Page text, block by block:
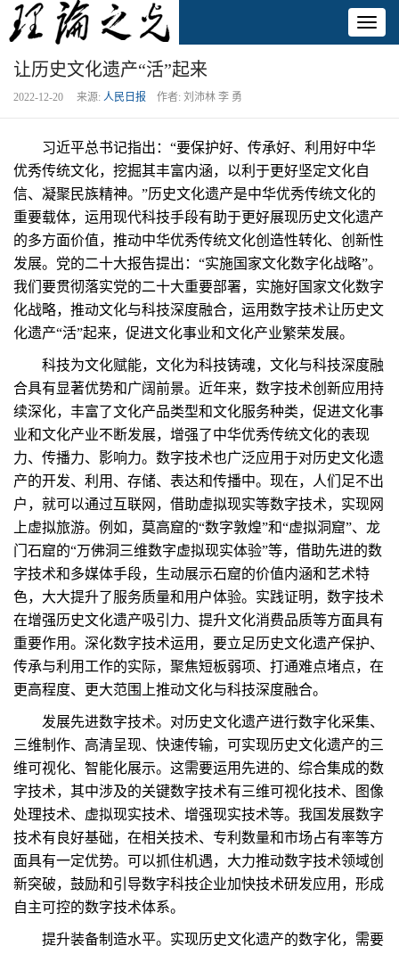
让历史文化遗产“活”起来
2022-12-20 来源: 人民日报 作者: 刘沛林 李 勇
习近平总书记指出：“要保护好、传承好、利用好中华
优秀传统文化，挖掘其丰富内涵，以利于更好坚定文化自
信、凝聚民族精神。”历史文化遗产是中华优秀传统文化的
重要载体，运用现代科技手段有助于更好展现历史文化遗产
的多方面价值，推动中华优秀传统文化创造性转化、创新性
发展。党的二十大报告提出：“实施国家文化数字化战略”。
我们要贯彻落实党的二十大重要部署，实施好国家文化数字
化战略，推动文化与科技深度融合，运用数字技术让历史文
化遗产“活”起来，促进文化事业和文化产业繁荣发展。
科技为文化赋能，文化为科技铸魂，文化与科技深度融
合具有显著优势和广阔前景。近年来，数字技术创新应用持
续深化，丰富了文化产品类型和文化服务种类，促进文化事
业和文化产业不断发展，增强了中华优秀传统文化的表现
力、传播力、影响力。数字技术也广泛应用于对历史文化遗
产的开发、利用、存储、表达和传播中。现在，人们足不出
户，就可以通过互联网，借助虚拟现实等数字技术，实现网
上虚拟旅游。例如，莫高窟的“数字敦煌”和“虚拟洞窟”、龙
门石窟的“万佛洞三维数字虚拟现实体验”等，借助先进的数
字技术和多媒体手段，生动展示石窟的价值内涵和艺术特
色，大大提升了服务质量和用户体验。实践证明，数字技术
在增强历史文化遗产吸引力、提升文化消费品质等方面具有
重要作用。深化数字技术运用，要立足历史文化遗产保护、
传承与利用工作的实际，聚焦短板弱项、打通难点堵点，在
更高程度、更大范围上推动文化与科技深度融合。
发展先进数字技术。对历史文化遗产进行数字化采集、
三维制作、高清呈现、快速传输，可实现历史文化遗产的三
维可视化、智能化展示。这需要运用先进的、综合集成的数
字技术，其中涉及的关键数字技术有三维可视化技术、图像
处理技术、虚拟现实技术、增强现实技术等。我国发展数字
技术有良好基础，在相关技术、专利数量和市场占有率等方
面具有一定优势。可以抓住机遇，大力推动数字技术领域创
新突破，鼓励和引导数字科技企业加快技术研发应用，形成
自主可控的数字技术体系。
提升装备制造水平。实现历史文化遗产的数字化，需要